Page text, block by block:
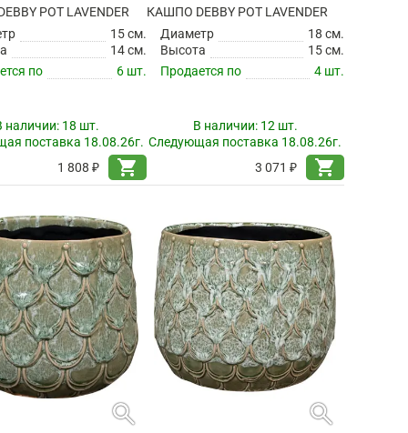
POT LAVENDER
15 см.
14 см.
по
6 шт.
наличии: 18 шт.
поставка 18.08.26г.
1 808 ₽
shopping_cart
КАШПО DEBBY POT LAVENDER
Диаметр
18 см.
Высота
15 см.
Продается по
4 шт.
В наличии: 12 шт.
Следующая поставка 18.08.26г.
3 071 ₽
shopping_cart
search search